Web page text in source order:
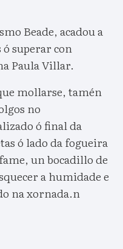
Beade, acadou a
superar con
Paula Villar.
mollarse, tamén
no
ó final da
ó lado da fogueira
un bocadillo de
a humidade e
na xornada.n